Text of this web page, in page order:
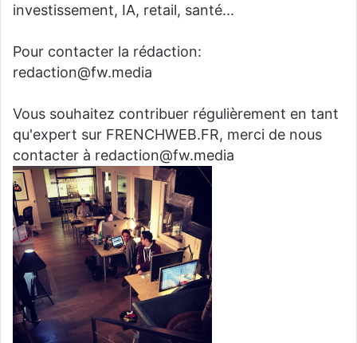
investissement, IA, retail, santé...
Pour contacter la rédaction:
redaction@fw.media
Vous souhaitez contribuer régulièrement en tant
qu'expert sur FRENCHWEB.FR, merci de nous
contacter à redaction@fw.media